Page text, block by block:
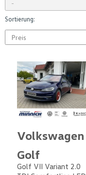
Sortierung:
Volkswagen
Golf
Golf VII Variant 2.0